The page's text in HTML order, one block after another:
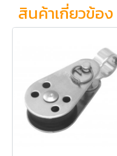
สินค้าเกี่ยวข้อง